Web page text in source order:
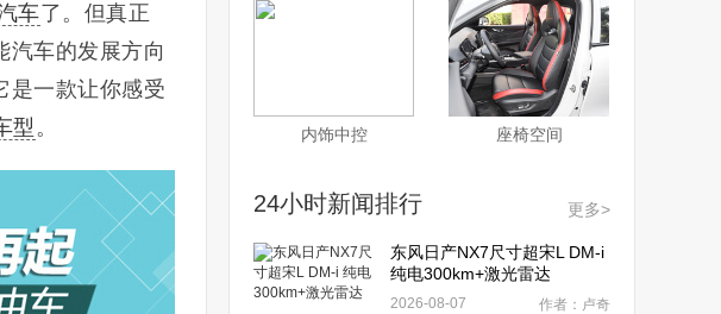
车了。但真正
汽车的发展方向
是一款让你感受
型。 内饰中控 座椅空间
24小时新闻排行 更多>
东风日产NX7尺寸超宋L DM-i
纯电300km+激光雷达
2026-08-07 作者：卢奇